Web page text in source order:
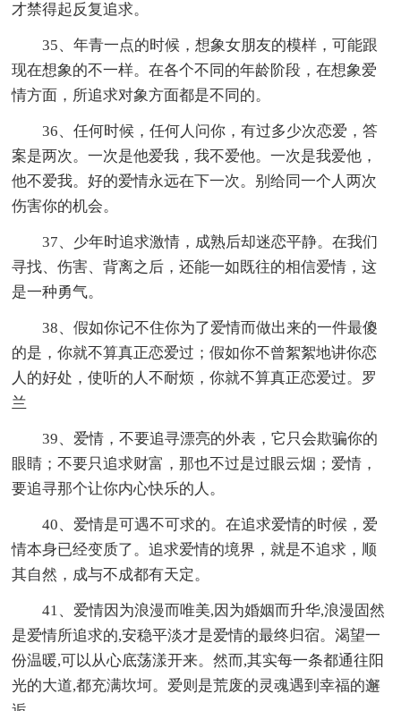
才禁得起反复追求。
35、年青一点的时候，想象女朋友的模样，可能跟
现在想象的不一样。在各个不同的年龄阶段，在想象爱
情方面，所追求对象方面都是不同的。
36、任何时候，任何人问你，有过多少次恋爱，答
案是两次。一次是他爱我，我不爱他。一次是我爱他，
他不爱我。好的爱情永远在下一次。别给同一个人两次
伤害你的机会。
37、少年时追求激情，成熟后却迷恋平静。在我们
寻找、伤害、背离之后，还能一如既往的相信爱情，这
是一种勇气。
38、假如你记不住你为了爱情而做出来的一件最傻
的是，你就不算真正恋爱过；假如你不曾絮絮地讲你恋
人的好处，使听的人不耐烦，你就不算真正恋爱过。罗
兰
39、爱情，不要追寻漂亮的外表，它只会欺骗你的
眼睛；不要只追求财富，那也不过是过眼云烟；爱情，
要追寻那个让你内心快乐的人。
40、爱情是可遇不可求的。在追求爱情的时候，爱
情本身已经变质了。追求爱情的境界，就是不追求，顺
其自然，成与不成都有天定。
41、爱情因为浪漫而唯美,因为婚姻而升华,浪漫固然
是爱情所追求的,安稳平淡才是爱情的最终归宿。渴望一
份温暖,可以从心底荡漾开来。然而,其实每一条都通往阳
光的大道,都充满坎坷。爱则是荒废的灵魂遇到幸福的邂